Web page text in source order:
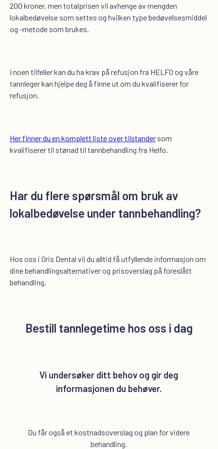
200 kroner, men totalprisen vil avhenge av mengden
lokalbedøvelse som settes og hvilken type bedøvelsesmiddel
og -metode som brukes.
I noen tilfeller kan du ha krav på refusjon fra HELFO og våre
tannleger kan hjelpe deg å finne ut om du kvalifiserer for
refusjon.
Her finner du en komplett liste over tilstander som
kvalifiserer til stønad til tannbehandling fra Helfo.
Har du flere spørsmål om bruk av
lokalbedøvelse under tannbehandling?
Hos oss i Oris Dental vil du alltid få utfyllende informasjon om
dine behandlingsalternativer og prisoverslag på foreslått
behandling.
Bestill tannlegetime hos oss i dag
Vi undersøker ditt behov og gir deg
informasjonen du behøver.
Du får også et kostnadsoverslag og plan for videre
behandling.